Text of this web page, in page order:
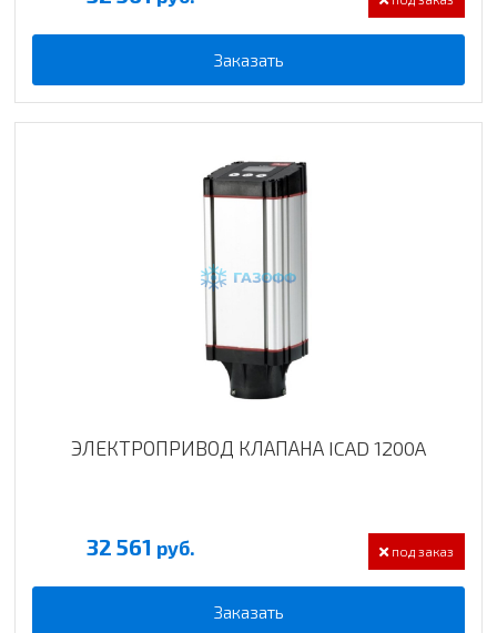
Заказать
ЭЛЕКТРОПРИВОД КЛАПАНА ICAD 1200A
32 561 руб. под заказ
Заказать